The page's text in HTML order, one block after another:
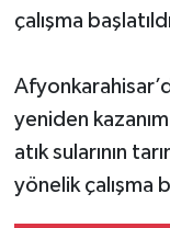
çalışma başlatıldı
yeniden
atık sularının
yönelik çalışma